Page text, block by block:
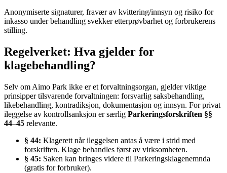
Anonymiserte signaturer, fravær av kvittering/innsyn og risiko for
inkasso under behandling svekker etterprøvbarhet og forbrukerens
stilling.
Regelverket: Hva gjelder for
klagebehandling?
Selv om Aimo Park ikke er et forvaltningsorgan, gjelder viktige
prinsipper tilsvarende forvaltningen: forsvarlig saksbehandling,
likebehandling, kontradiksjon, dokumentasjon og innsyn. For privat
ileggelse av kontrollsanksjon er særlig Parkeringsforskriften §§
44–45 relevante.
§ 44: Klagerett når ileggelsen antas å være i strid med
forskriften. Klage behandles først av virksomheten.
§ 45: Saken kan bringes videre til Parkeringsklagenemnda
(gratis for forbruker).